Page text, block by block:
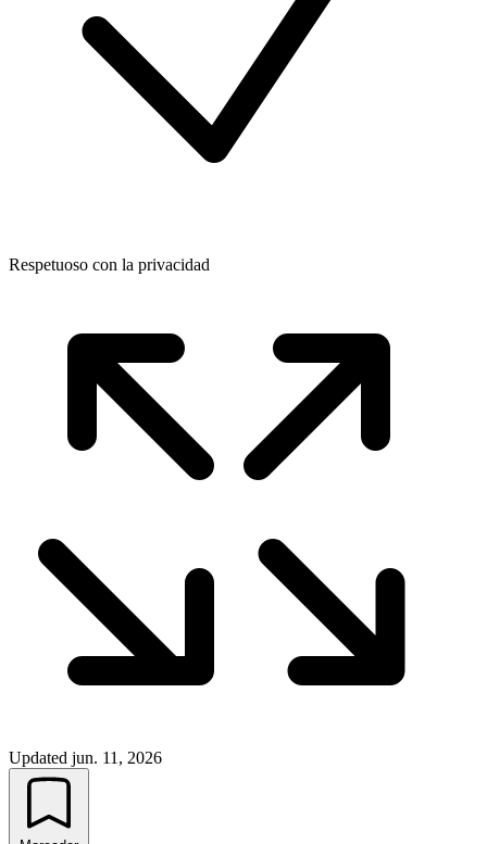
Respetuoso con la privacidad
Updated jun. 11, 2026